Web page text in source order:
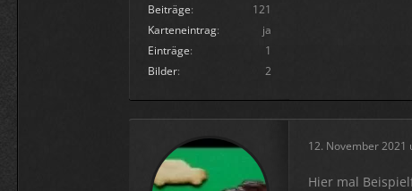
Beiträge
121
Karteneintrag
ja
Einträge
1
Bilder
2
12. November 2021
Hier mal